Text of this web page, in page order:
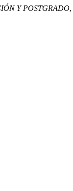
Y POSTGRADO,